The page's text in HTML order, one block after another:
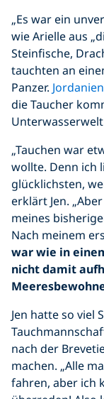
„Es war ein
wie Arielle aus
Steinfische,
tauchten an
Panzer. Jordanien
die Taucher
„Tauchen war
wollte. Denn ich
glücklichsten,
erklärt Jen.
meines
Nach meinem
war wie in
nicht damit
Jen hatte so viel
nach der
machen. „Alle
fahren, aber ich